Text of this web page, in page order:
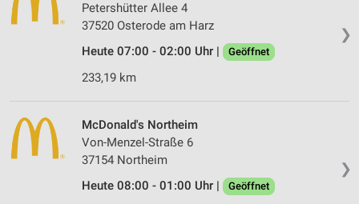
❯
Petershütter Allee 4
37520 Osterode am Harz
Heute 07:00 - 02:00 Uhr |
Geöffnet
233,19 km
❯
McDonald's Northeim
Von-Menzel-Straße 6
37154 Northeim
Heute 08:00 - 01:00 Uhr |
Geöffnet